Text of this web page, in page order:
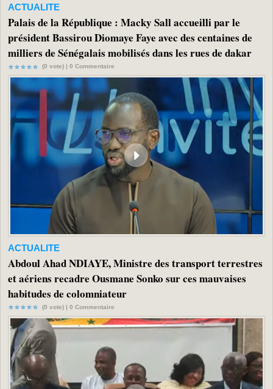
ACTUALITE
Palais de la République : Macky Sall accueilli par le
président Bassirou Diomaye Faye avec des centaines de
milliers de Sénégalais mobilisés dans les rues de dakar
(0 vote) | 0 Commentaire
ACTUALITE
Abdoul Ahad NDIAYE, Ministre des transport terrestres
et aériens recadre Ousmane Sonko sur ces mauvaises
habitudes de colomniateur
(0 vote) | 0 Commentaire